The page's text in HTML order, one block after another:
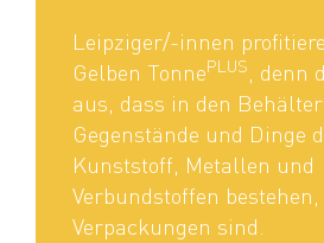
Leipziger/-innen
Gelben TonnePLUS, denn
aus, dass in den
Gegenstände und Dinge
Kunststoff, Metallen und
Verbundstoffen
Verpackungen sind.